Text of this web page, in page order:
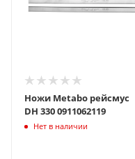
Ножи Metabo рейсмус
DH 330 0911062119
Нет в наличии